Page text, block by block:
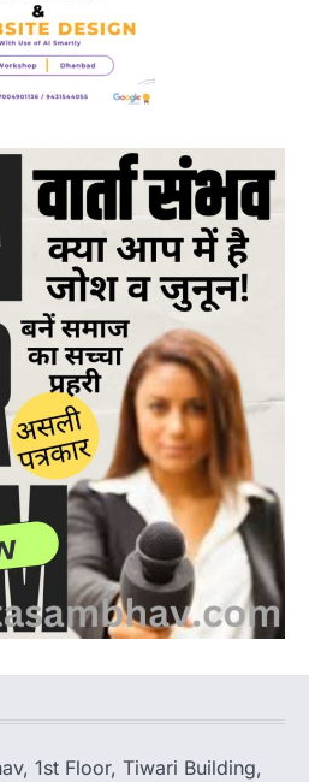
1st Floor, Tiwari Building,